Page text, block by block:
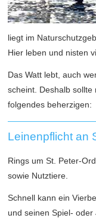
liegt im
Hier leben und nisten
Das Watt lebt, auch
scheint. Deshalb
folgendes beherzigen:
Leinenpflicht an
Rings um St. Peter-
sowie Nutztiere.
Schnell kann ein
und seinen Spiel-